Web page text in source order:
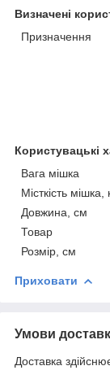
Визначені
Призначення
Користувацькi
Вага мішка
Місткість мішка,
Довжина, см
Товар
Розмір, см
Приховати
Умови
Доставка